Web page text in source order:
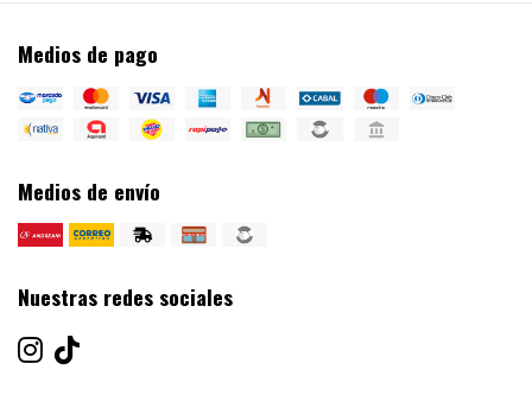
Medios de pago
Medios de envío
Nuestras redes sociales